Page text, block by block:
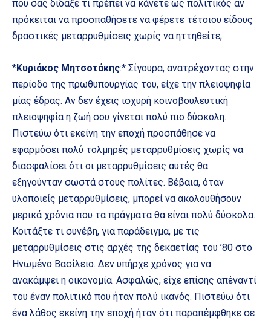
που σας δίδαξε τι πρέπει να κάνετε ως πολιτικός αν
πρόκειται να προσπαθήσετε να φέρετε τέτοιου είδους
δραστικές μεταρρυθμίσεις χωρίς να ηττηθείτε;
*Κυριάκος Μητσοτάκης:* Σίγουρα, ανατρέχοντας στην
περίοδο της πρωθυπουργίας του, είχε την πλειοψηφία
μίας έδρας. Αν δεν έχεις ισχυρή κοινοβουλευτική
πλειοψηφία η ζωή σου γίνεται πολύ πιο δύσκολη.
Πιστεύω ότι εκείνη την εποχή προσπάθησε να
εφαρμόσει πολύ τολμηρές μεταρρυθμίσεις χωρίς να
διασφαλίσει ότι οι μεταρρυθμίσεις αυτές θα
εξηγούνταν σωστά στους πολίτες. Βέβαια, όταν
υλοποιείς μεταρρυθμίσεις, μπορεί να ακολουθήσουν
μερικά χρόνια που τα πράγματα θα είναι πολύ δύσκολα.
Κοιτάξτε τι συνέβη, για παράδειγμα, με τις
μεταρρυθμίσεις στις αρχές της δεκαετίας του ’80 στο
Ηνωμένο Βασίλειο. Δεν υπήρχε χρόνος για να
ανακάμψει η οικονομία. Ασφαλώς, είχε επίσης απέναντί
του έναν πολιτικό που ήταν πολύ ικανός. Πιστεύω ότι
ένα λάθος εκείνη την εποχή ήταν ότι παραπέμφθηκε σε